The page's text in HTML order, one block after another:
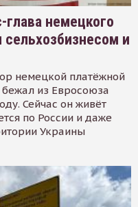
немецкого
сельхозбизнесом и
немецкой платёжной
из Евросоюза
Сейчас он живёт
по России и даже
Украины